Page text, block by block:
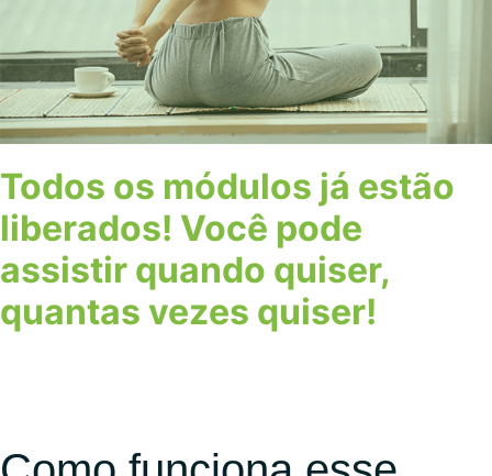
Todos os módulos já estão
liberados! Você pode
assistir quando quiser,
quantas vezes quiser!